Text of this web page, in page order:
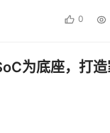
0
为底座，打